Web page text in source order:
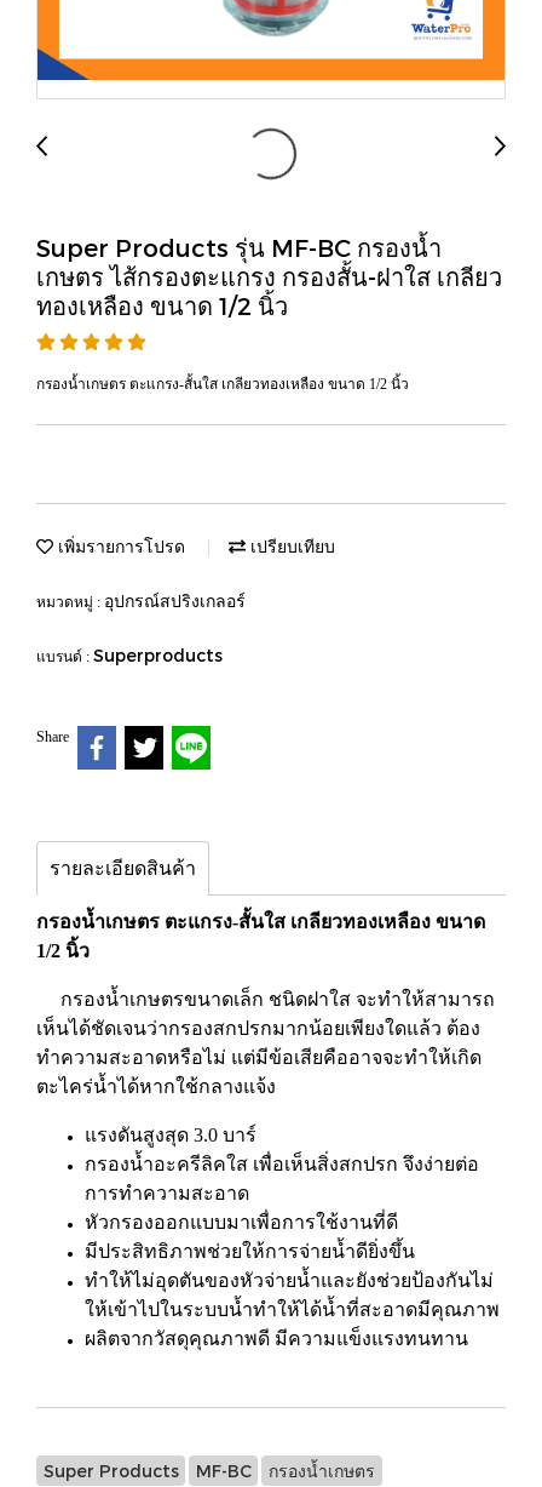
Super Products รุ่น MF-BC กรองน้ำ
เกษตร ไส้กรองตะแกรง กรองสั้น-ฝาใส เกลียว
ทองเหลือง ขนาด 1/2 นิ้ว
กรองน้ำเกษตร ตะแกรง-สั้นใส เกลียวทองเหลือง ขนาด 1/2 นิ้ว
เพิ่มรายการโปรด เปรียบเทียบ
หมวดหมู่ : อุปกรณ์สปริงเกลอร์
แบรนด์ : Superproducts
Share
รายละเอียดสินค้า
กรองน้ำเกษตร ตะแกรง-สั้นใส เกลียวทองเหลือง ขนาด
1/2 นิ้ว
กรองน้ำเกษตรขนาดเล็ก ชนิดฝาใส จะทำให้สามารถ
เห็นได้ชัดเจนว่ากรองสกปรกมากน้อยเพียงใดแล้ว ต้อง
ทำความสะอาดหรือไม่ แต่มีข้อเสียคืออาจจะทำให้เกิด
ตะไคร่น้ำได้หากใช้กลางแจ้ง
แรงดันสูงสุด 3.0 บาร์
กรองน้ำอะครีลิคใส เพื่อเห็นสิ่งสกปรก จึงง่ายต่อ
การทำความสะอาด
หัวกรองออกแบบมาเพื่อการใช้งานที่ดี
มีประสิทธิภาพช่วยให้การจ่ายน้ำดียิ่งขึ้น
ทำให้ไม่อุดตันของหัวจ่ายน้ำและยังช่วยป้องกันไม่
ให้เข้าไปในระบบน้ำทำให้ได้น้ำที่สะอาดมีคุณภาพ
ผลิตจากวัสดุคุณภาพดี มีความแข็งแรงทนทาน
Super Products MF-BC กรองน้ำเกษตร